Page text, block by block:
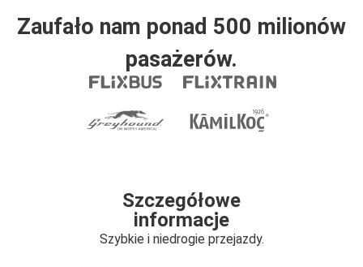
Zaufało nam ponad 500 milionów
pasażerów.
Szczegółowe
informacje
Szybkie i niedrogie przejazdy.